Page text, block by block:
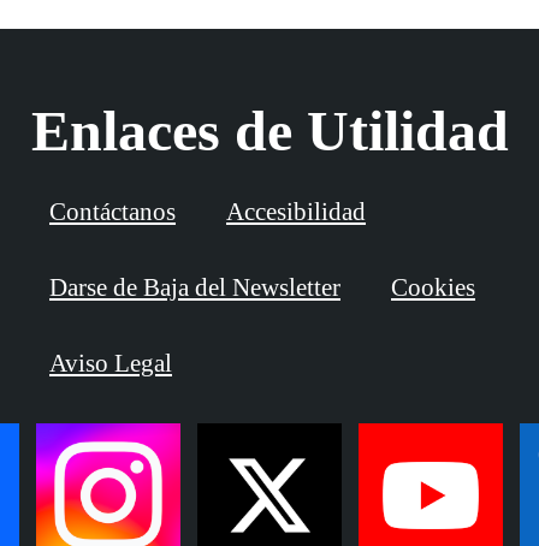
Enlaces de Utilidad
Contáctanos Accesibilidad
Darse de Baja del Newsletter Cookies
Aviso Legal